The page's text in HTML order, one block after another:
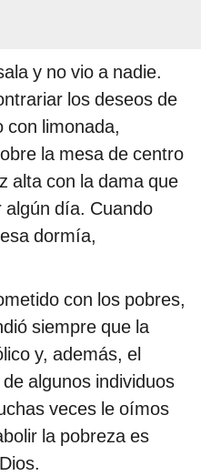
y no vio a nadie.
los deseos de
con limonada,
la mesa de centro
alta con la dama que
algún día. Cuando
dormía,
con los pobres,
siempre que la
y, además, el
algunos individuos
veces le oímos
la pobreza es